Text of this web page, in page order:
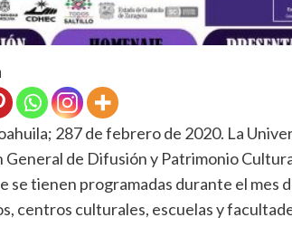
287 de febrero de 2020. La
General de Difusión y Patrimonio
se tienen programadas durante el mes
centros culturales, escuelas y